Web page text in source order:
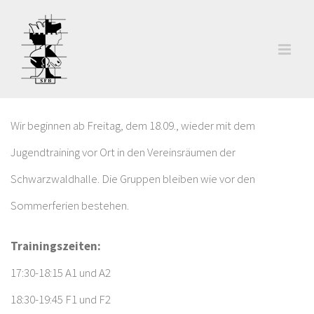
springen
Wir beginnen ab Freitag, dem 18.09., wieder mit dem
Jugendtraining vor Ort in den Vereinsräumen der
Schwarzwaldhalle. Die Gruppen bleiben wie vor den
Sommerferien bestehen.
Trainingszeiten:
17:30-18:15 A1 und A2
18:30-19:45 F1 und F2